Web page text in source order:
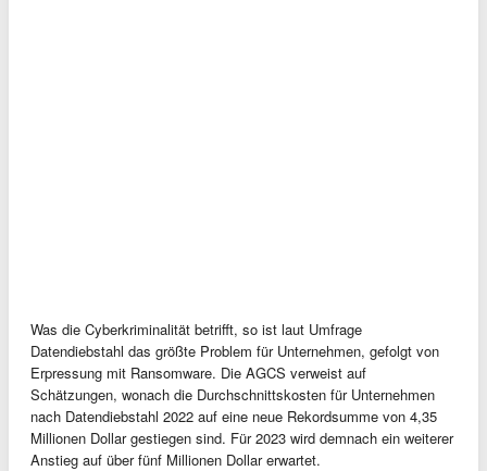
Was die Cyberkriminalität betrifft, so ist laut Umfrage
Datendiebstahl das größte Problem für Unternehmen, gefolgt von
Erpressung mit Ransomware. Die AGCS verweist auf
Schätzungen, wonach die Durchschnittskosten für Unternehmen
nach Datendiebstahl 2022 auf eine neue Rekordsumme von 4,35
Millionen Dollar gestiegen sind. Für 2023 wird demnach ein weiterer
Anstieg auf über fünf Millionen Dollar erwartet.